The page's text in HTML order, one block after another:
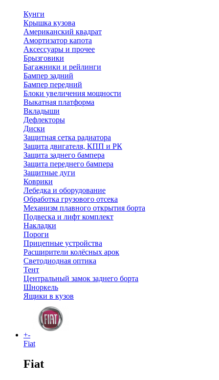
Кунги
Крышка кузова
Американский квадрат
Амортизатор капота
Аксессуары и прочее
Брызговики
Багажники и рейлинги
Бампер задний
Бампер передний
Блоки увеличения мощности
Выкатная платформа
Вкладыши
Дефлекторы
Диски
Защитная сетка радиатора
Защита двигателя, КПП и РК
Защита заднего бампера
Защита переднего бампера
Защитные дуги
Коврики
Лебедка и оборудование
Обработка грузового отсека
Механизм плавного открытия борта
Подвеска и лифт комплект
Накладки
Пороги
Прицепные устройства
Расширители колёсных арок
Светодиодная оптика
Тент
Центральный замок заднего борта
Шноркель
Ящики в кузов
+-
Fiat
Fiat